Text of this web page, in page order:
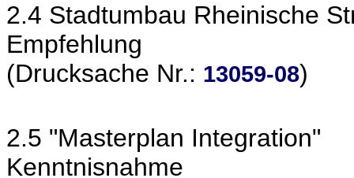
2.4 Stadtumbau Rheinische
Empfehlung
(Drucksache Nr.: 13059-08)
2.5 "Masterplan Integration"
Kenntnisnahme